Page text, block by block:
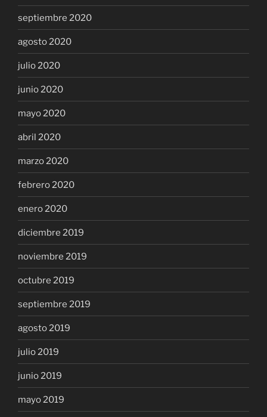
septiembre 2020
agosto 2020
julio 2020
junio 2020
mayo 2020
abril 2020
marzo 2020
febrero 2020
enero 2020
diciembre 2019
noviembre 2019
octubre 2019
septiembre 2019
agosto 2019
julio 2019
junio 2019
mayo 2019